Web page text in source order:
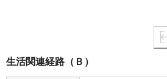
生活関連経路（Ｂ）